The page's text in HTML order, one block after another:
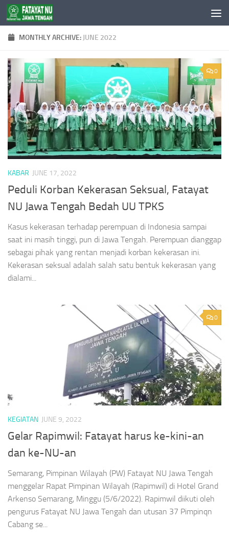
Skip to content
MONTHLY ARCHIVE: JUNE 2022
0
KABAR JUNE 17, 2022
Peduli Korban Kekerasan Seksual, Fatayat
NU Jawa Tengah Bedah UU TPKS
Kasus kekerasan terhadap perempuan di Indonesia sampai
saat ini masih tinggi, pun di Jawa Tengah. Perempuan dianggap
sebagai pihak yang rentan menjadi korban kekerasan ini.
Kekerasan seksual adalah salah satu bentuk kekerasan yang
dialami...
0
KEGIATAN JUNE 9, 2022
Gelar Rapimwil: Fatayat harus ke-kini-an
dan ke-NU-an
Semarang, Pimpinan Wilayah (PW) Fatayat NU Jawa Tengah
menggelar Rapat Pimpinan Wilayah (Rapimwil) di Hotel Grand
Arkenso Semarang, Minggu (5/6/2022). Rapimwil diikuti oleh
pengurus Fatayat NU Jawa Tengah dan utusan 37 Pimpinqn
Cabang se...